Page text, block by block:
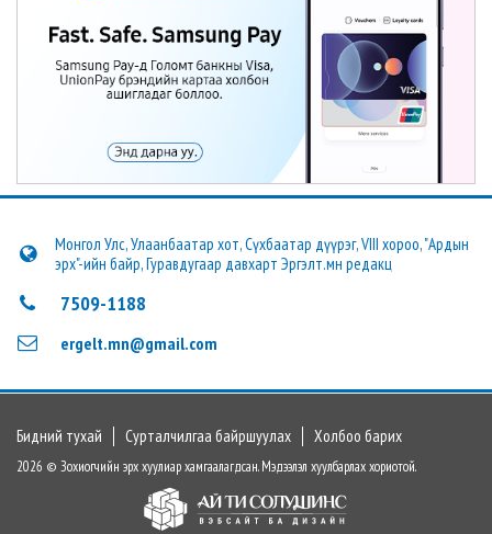
Монгол Улс, Улаанбаатар хот, Сүхбаатар дүүрэг, VIII хороо, "Ардын
эрх"-ийн байр, Гуравдугаар давхарт Эргэлт.мн редакц
7509-1188
ergelt.mn@gmail.com
Бидний тухай Сурталчилгаа байршуулах Холбоо барих
2026 © Зохиогчийн эрх хуулиар хамгаалагдсан. Мэдээлэл хуулбарлах хориотой.